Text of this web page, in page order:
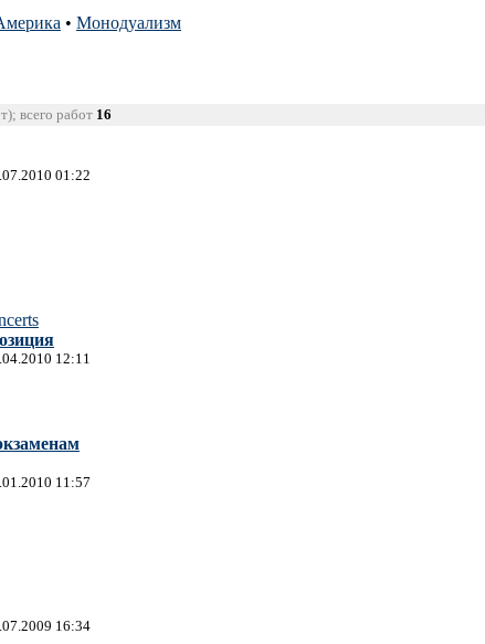
• Монодуализм
всего работ 16
01:22
12:11
11:57
16:34